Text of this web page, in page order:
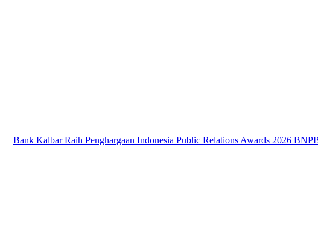
Kalbar Raih Penghargaan Indonesia Public Relations Awards 2026 BNPB: Kalbar